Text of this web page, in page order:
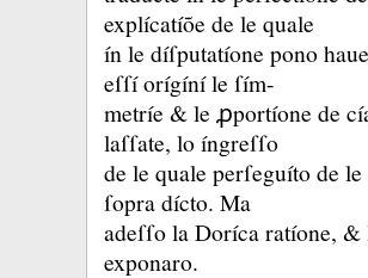
explícatíõe de le quale
ín le díſputatíone pono
eſſí orígíní le ſím-
metríe &le ꝓportíone de
laſſate, lo íngreſſo
de le quale perſeguíto de
ſopra dícto. Ma
adeſſo la Doríca ratíone, &
exponaro.